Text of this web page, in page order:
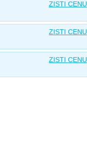
ZISTI CENU
ZISTI CENU
ZISTI CENU